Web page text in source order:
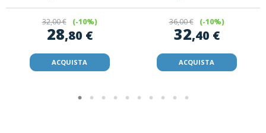
32,00 € (-10%)
28,80 €
ACQUISTA
36,00 € (-10%)
32,40 €
ACQUISTA